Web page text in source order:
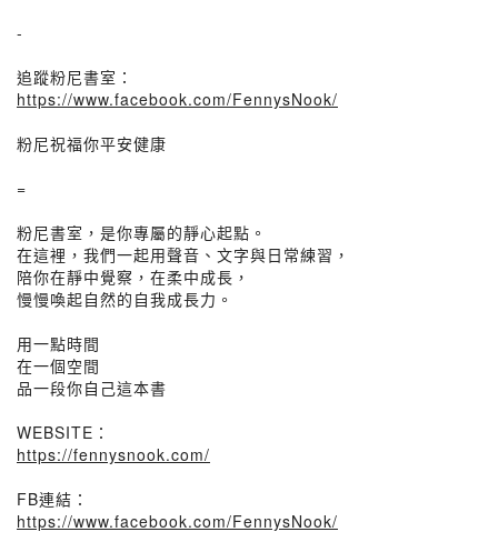
-
追蹤粉尼書室：
https://www.facebook.com/FennysNook/
粉尼祝福你平安健康
=
粉尼書室，是你專屬的靜心起點。
在這裡，我們一起用聲音、文字與日常練習，
陪你在靜中覺察，在柔中成長，
慢慢喚起自然的自我成長力。
用一點時間
在一個空間
品一段你自己這本書
WEBSITE：
https://fennysnook.com/
FB連結：
https://www.facebook.com/FennysNook/